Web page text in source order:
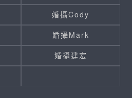
婚攝Cody
婚攝Mark
婚攝建宏